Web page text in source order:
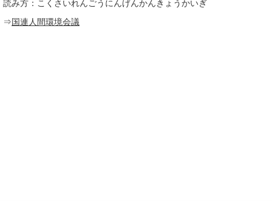
読み方：こくさいれんごうにんげんかんきょうかいぎ
⇒国連人間環境会議